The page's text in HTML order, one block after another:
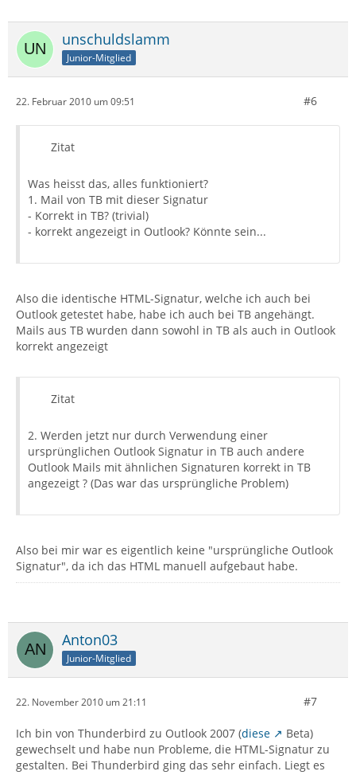
unschuldslamm
Junior-Mitglied
22. Februar 2010 um 09:51 #6
Zitat
Was heisst das, alles funktioniert?
1. Mail von TB mit dieser Signatur
- Korrekt in TB? (trivial)
- korrekt angezeigt in Outlook? Könnte sein...
Also die identische HTML-Signatur, welche ich auch bei
Outlook getestet habe, habe ich auch bei TB angehängt.
Mails aus TB wurden dann sowohl in TB als auch in Outlook
korrekt angezeigt
Zitat
2. Werden jetzt nur durch Verwendung einer
ursprünglichen Outlook Signatur in TB auch andere
Outlook Mails mit ähnlichen Signaturen korrekt in TB
angezeigt ? (Das war das ursprüngliche Problem)
Also bei mir war es eigentlich keine "ursprüngliche Outlook
Signatur", da ich das HTML manuell aufgebaut habe.
Anton03
Junior-Mitglied
22. November 2010 um 21:11 #7
Ich bin von Thunderbird zu Outlook 2007 (diese
Beta)
gewechselt und habe nun Probleme, die HTML-Signatur zu
gestalten. Bei Thunderbird ging das sehr einfach. Liegt es